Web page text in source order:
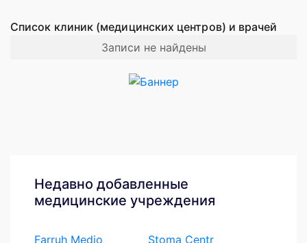
Список клиник (медицинских центров) и врачей
Записи не найдены
Недавно добавленные
медицинские учреждения
Farruh Medio
Stoma Centr